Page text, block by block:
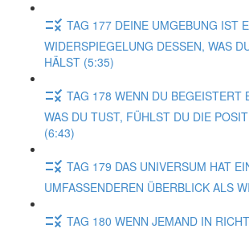
TAG 177 DEINE UMGEBUNG IST
WIDERSPIEGELUNG DESSEN, WAS
HÄLST (5:35)
TAG 178 WENN DU BEGEISTERT
WAS DU TUST, FÜHLST DU DIE
(6:43)
TAG 179 DAS UNIVERSUM HAT
UMFASSENDEREN ÜBERBLICK ALS
TAG 180 WENN JEMAND IN